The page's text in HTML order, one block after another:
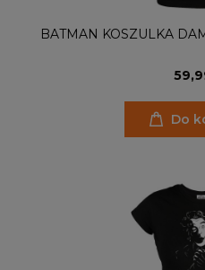
BATMAN KOSZULKA
Do